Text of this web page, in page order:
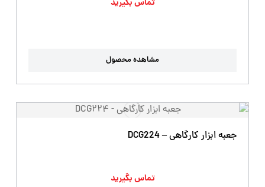
تماس بگیرید
مشاهده محصول
جعبه ابزار کارگاهی – DCG224
تماس بگیرید